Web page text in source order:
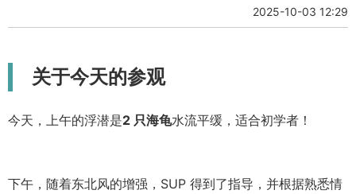
2025-10-03 12:29
关于今天的参观
今天，上午的浮潜是2 只海龟水流平缓，适合初学者！
下午，随着东北风的增强，SUP 得到了指导，并根据熟悉情